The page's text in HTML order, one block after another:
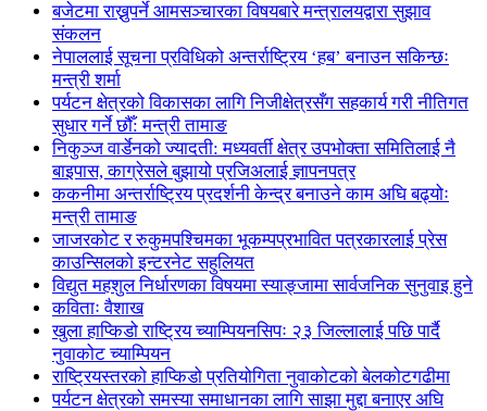
बजेटमा राख्नुपर्ने आमसञ्चारका विषयबारे मन्त्रालयद्वारा सुझाव
संकलन
नेपाललाई सूचना प्रविधिको अन्तर्राष्ट्रिय ‘हब’ बनाउन सकिन्छः
मन्त्री शर्मा
पर्यटन क्षेत्रको विकासका लागि निजीक्षेत्रसँग सहकार्य गरी नीतिगत
सुधार गर्ने छौँ: मन्त्री तामाङ
निकुञ्ज वार्डेनको ज्यादती: मध्यवर्ती क्षेत्र उपभोक्ता समितिलाई नै
बाइपास, काग्रेसले बुझायो प्रजिअलाई ज्ञापनपत्र
ककनीमा अन्तर्राष्ट्रिय प्रदर्शनी केन्द्र बनाउने काम अघि बढ्योः
मन्त्री तामाङ
जाजरकोट र रुकुमपश्चिमका भूकम्पप्रभावित पत्रकारलाई प्रेस
काउन्सिलको इन्टरनेट सहुलियत
विद्युत महशुल निर्धारणका विषयमा स्याङ्जामा सार्वजनिक सुनुवाइ हुने
कविताः वैशाख
खुला हाप्किडो राष्ट्रिय च्याम्पियनसिपः २३ जिल्लालाई पछि पार्दै
नुवाकोट च्याम्पियन
राष्ट्रियस्तरको हाप्किडो प्रतियोगिता नुवाकोटको बेलकोटगढीमा
पर्यटन क्षेत्रको समस्या समाधानका लागि साझा मुद्दा बनाएर अघि